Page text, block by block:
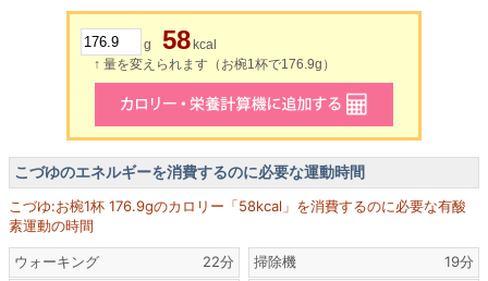
g 58 kcal
↑ 量を変えられます（お椀1杯で176.9g）
こづゆのエネルギーを消費するのに必要な運動時間
こづゆ:お椀1杯 176.9gのカロリー「58kcal」を消費するのに必要な有酸
素運動の時間
ウォーキング
22分
掃除機
19分